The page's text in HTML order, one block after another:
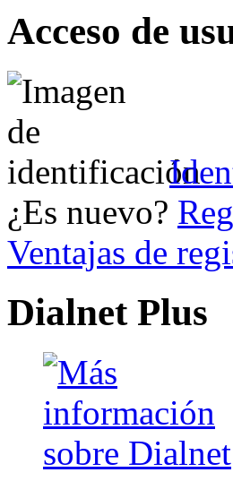
Acceso de
¿Es nuevo?
Ventajas de
Dialnet Plus